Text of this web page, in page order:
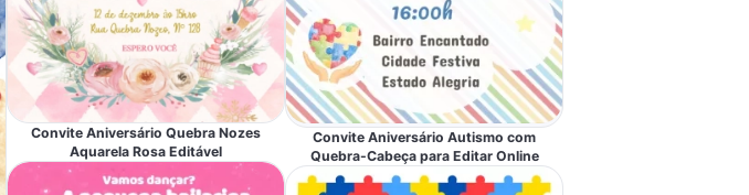
Convite Aniversário Quebra Nozes
Aquarela Rosa Editável
Convite Aniversário Autismo com
Quebra-Cabeça para Editar Online